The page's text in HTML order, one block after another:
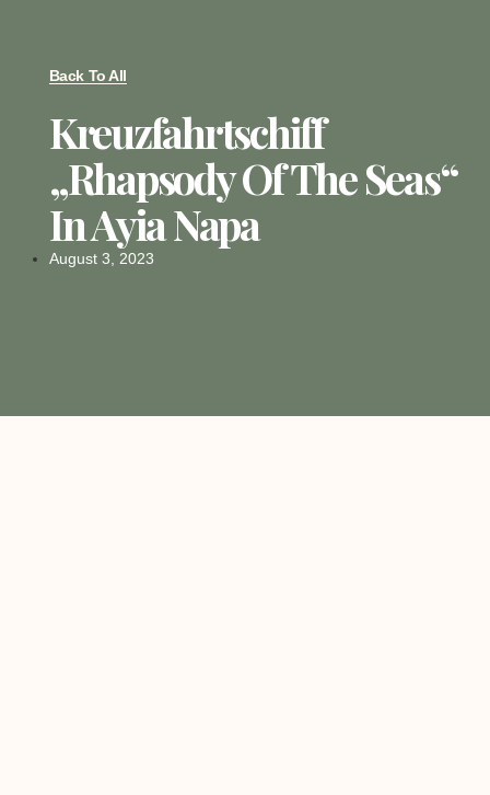
Back To All
Kreuzfahrtschiff
„Rhapsody Of The Seas“
In Ayia Napa
August 3, 2023